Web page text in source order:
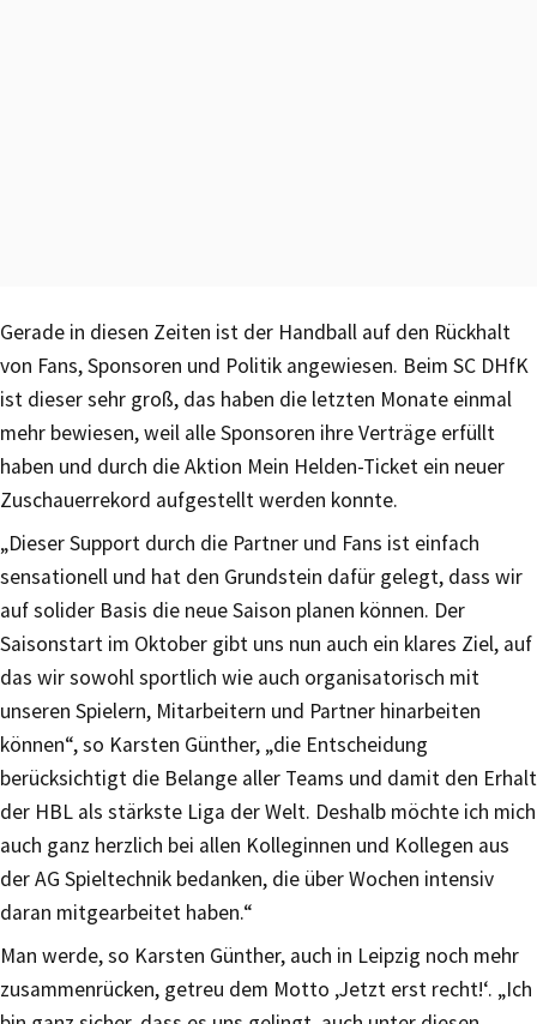
Gerade in diesen Zeiten ist der Handball auf den Rückhalt
von Fans, Sponsoren und Politik angewiesen. Beim SC DHfK
ist dieser sehr groß, das haben die letzten Monate einmal
mehr bewiesen, weil alle Sponsoren ihre Verträge erfüllt
haben und durch die Aktion Mein Helden-Ticket ein neuer
Zuschauerrekord aufgestellt werden konnte.
„Dieser Support durch die Partner und Fans ist einfach
sensationell und hat den Grundstein dafür gelegt, dass wir
auf solider Basis die neue Saison planen können. Der
Saisonstart im Oktober gibt uns nun auch ein klares Ziel, auf
das wir sowohl sportlich wie auch organisatorisch mit
unseren Spielern, Mitarbeitern und Partner hinarbeiten
können“, so Karsten Günther, „die Entscheidung
berücksichtigt die Belange aller Teams und damit den Erhalt
der HBL als stärkste Liga der Welt. Deshalb möchte ich mich
auch ganz herzlich bei allen Kolleginnen und Kollegen aus
der AG Spieltechnik bedanken, die über Wochen intensiv
daran mitgearbeitet haben.“
Man werde, so Karsten Günther, auch in Leipzig noch mehr
zusammenrücken, getreu dem Motto ‚Jetzt erst recht!‘. „Ich